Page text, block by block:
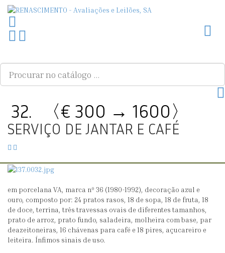
Ir
para
topo
PLG_SYSTEM_VPFRAMEWORK_SCROLL_TO_BOTTOM
32. 〈€ 300 → 1600〉
SERVIÇO DE JANTAR E CAFÉ
31.
300
0〉
PAR
DE
CADEIRAS
D.
JOÃO
1000
0〉
FALCÃO
TRIGOSO
(1879-
1956),
"EM.
em porcelana VA, marca nº 36 (1980-1992), decoração azul e
ouro, composto por: 24 pratos rasos, 18 de sopa, 18 de fruta, 18
de doce, terrina, três travessas ovais de diferentes tamanhos,
prato de arroz, prato fundo, saladeira, molheira com base, par
deazeitoneiras, 16 chávenas para café e 18 pires, açucareiro e
leiteira. Ínfimos sinais de uso.